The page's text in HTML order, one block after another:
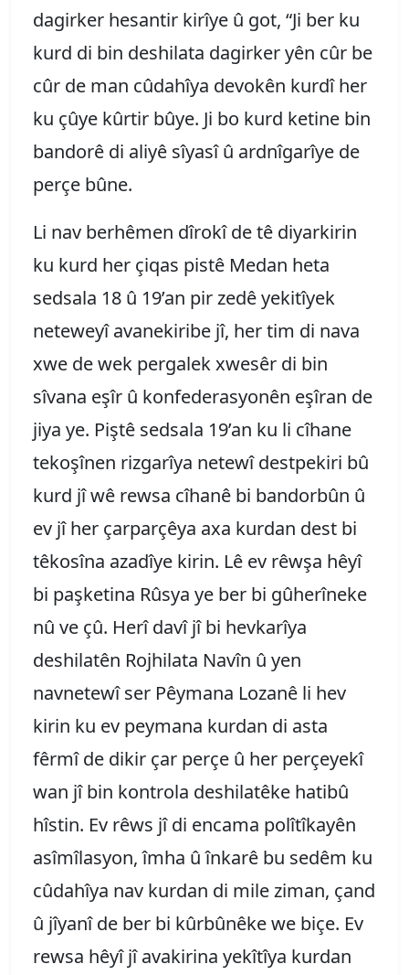
dagirker hesantir kirîye û got, “Ji ber ku
kurd di bin deshilata dagirker yên cûr be
cûr de man cûdahîya devokên kurdî her
ku çûye kûrtir bûye. Ji bo kurd ketine bin
bandorê di aliyê sîyasî û ardnîgarîye de
perçe bûne.
Li nav berhêmen dîrokî de tê diyarkirin
ku kurd her çiqas pistê Medan heta
sedsala 18 û 19’an pir zedê yekitîyek
neteweyî avanekiribe jî, her tim di nava
xwe de wek pergalek xwesêr di bin
sîvana eşîr û konfederasyonên eşîran de
jiya ye. Piştê sedsala 19’an ku li cîhane
tekoşînen rizgarîya netewî destpekiri bû
kurd jî wê rewsa cîhanê bi bandorbûn û
ev jî her çarparçêya axa kurdan dest bi
têkosîna azadîye kirin. Lê ev rêwşa hêyî
bi paşketina Rûsya ye ber bi gûherîneke
nû ve çû. Herî davî jî bi hevkarîya
deshilatên Rojhilata Navîn û yen
navnetewî ser Pêymana Lozanê li hev
kirin ku ev peymana kurdan di asta
fêrmî de dikir çar perçe û her perçeyekî
wan jî bin kontrola deshilatêke hatibû
hîstin. Ev rêws jî di encama polîtîkayên
asîmîlasyon, îmha û înkarê bu sedêm ku
cûdahîya nav kurdan di mile ziman, çand
û jîyanî de ber bi kûrbûnêke we biçe. Ev
rewsa hêyî jî avakirina yekîtîya kurdan